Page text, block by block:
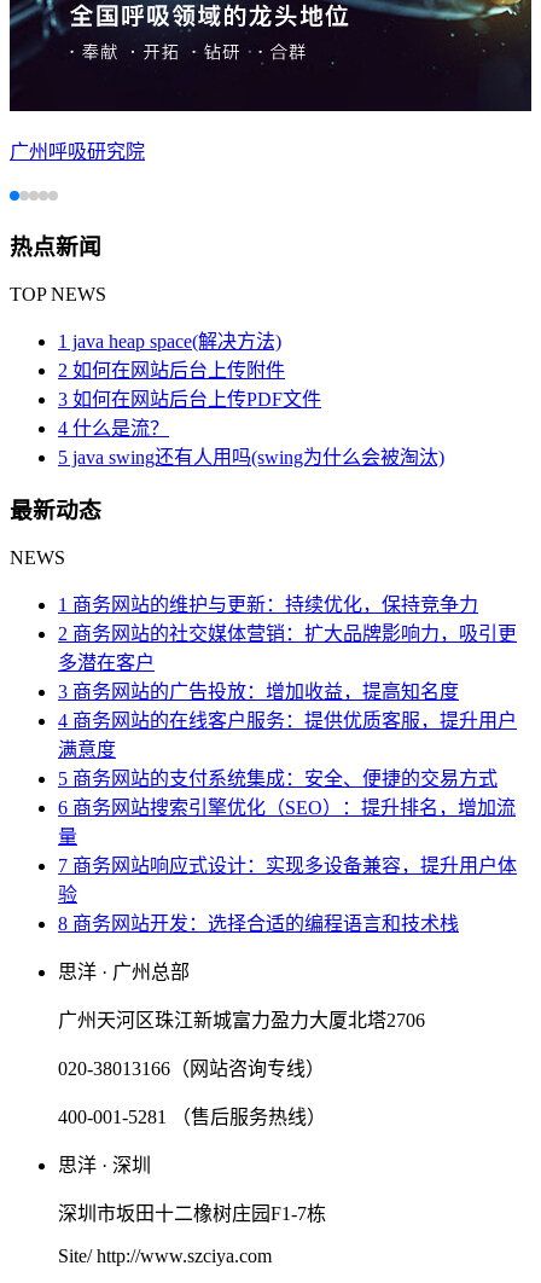
广州呼吸研究院
热点新闻
TOP NEWS
1 java heap space(解决方法)
2 如何在网站后台上传附件
3 如何在网站后台上传PDF文件
4 什么是流？
5 java swing还有人用吗(swing为什么会被淘汰)
最新动态
NEWS
1 商务网站的维护与更新：持续优化，保持竞争力
2 商务网站的社交媒体营销：扩大品牌影响力，吸引更
多潜在客户
3 商务网站的广告投放：增加收益，提高知名度
4 商务网站的在线客户服务：提供优质客服，提升用户
满意度
5 商务网站的支付系统集成：安全、便捷的交易方式
6 商务网站搜索引擎优化（SEO）：提升排名，增加流
量
7 商务网站响应式设计：实现多设备兼容，提升用户体
验
8 商务网站开发：选择合适的编程语言和技术栈
思洋 · 广州总部
广州天河区珠江新城富力盈力大厦北塔2706
020-38013166（网站咨询专线）
400-001-5281 （售后服务热线）
思洋 · 深圳
深圳市坂田十二橡树庄园F1-7栋
Site/ http://www.szciya.com